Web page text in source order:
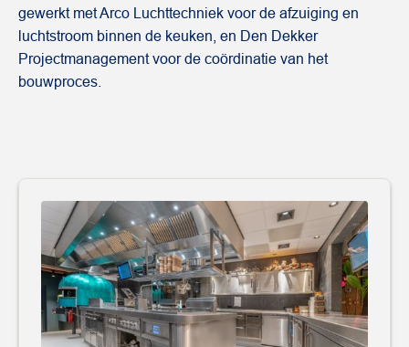
gewerkt met Arco Luchttechniek voor de afzuiging en
luchtstroom binnen de keuken, en Den Dekker
Projectmanagement voor de coördinatie van het
bouwproces.